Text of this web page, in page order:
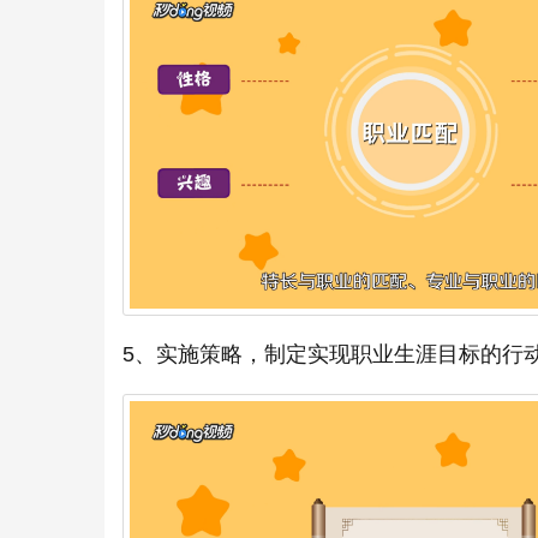
5、实施策略，制定实现职业生涯目标的行